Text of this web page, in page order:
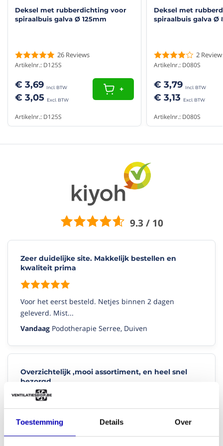
Toestemming Details Over
Rubber Met rubber
Deksel met rubberdichting voor
spiraalbuis galva Ø 125mm
26 Reviews
Artikelnr.: D125S
€ 3,69
€ 3,05
+
Artikelnr.: D125S
Deksel met
spiraalbuis galva Ø
2
Artikelnr.: D080S
€ 3,79
€ 3,13
Artikelnr.: D080S
9.3 / 10
Zeer duidelijke site. Makkelijk bestellen en
kwaliteit prima
Voor het eerst besteld. Netjes binnen 2 dagen
geleverd. Mist...
Vandaag Podotherapie Serree, Duiven
Overzichtelijk ,mooi assortiment, en heel snel
bezorgd.
gelijk ...